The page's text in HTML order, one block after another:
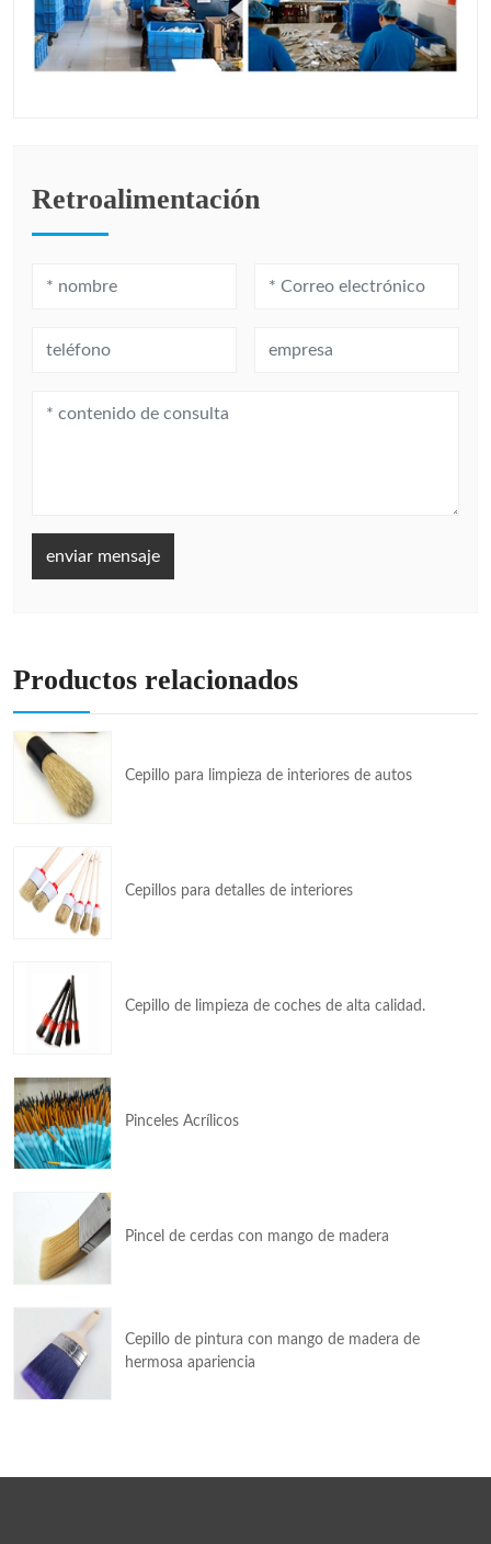
Retroalimentación
enviar mensaje
Productos relacionados
Cepillo para limpieza de interiores de autos
Cepillos para detalles de interiores
Cepillo de limpieza de coches de alta calidad.
Pinceles Acrílicos
Pincel de cerdas con mango de madera
Cepillo de pintura con mango de madera de
hermosa apariencia